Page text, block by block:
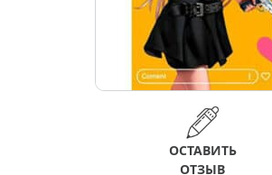
ОСТАВИТЬ
ОТЗЫВ